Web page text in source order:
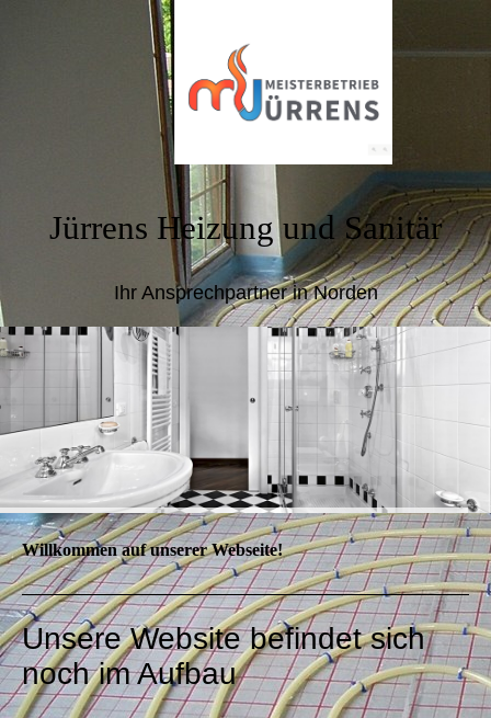
Jürrens Heizung und Sanitär
Ihr Ansprechpartner in Norden
Willkommen auf unserer Webseite!
Unsere Website befindet sich
noch im Aufbau